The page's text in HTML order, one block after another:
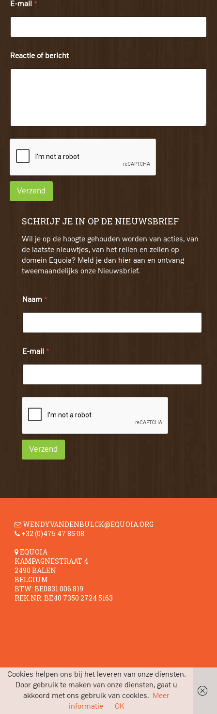
E-mail *
Reactie of bericht
Verzend
SCHRIJF JE IN OP DE NIEUWSBRIEF
Wil je op de hoogte gehouden worden van acties, van
de laatste nieuwtjes, van het reilen en zeilen op
domein Equoia? Meld je dan hier aan en ontvang
tweemaandelijks onze Nieuwsbrief.
Naam *
E-mail *
Verzend
WENDYVANDENBULCK@EQUOIA.ORG
+32 (0)475 47 85 08
EQUOIA
KAMPAGNESTRAAT 4
2490 BALEN
BELGIUM
BTW: BE0831.006.819
REK.NR. BE40 7350 2724 5163
Cookies helpen ons bij het leveren van onze diensten.
Door gebruik te maken van onze diensten, gaat u
akkoord met ons gebruik van cookies.
Meer
informatie
OK